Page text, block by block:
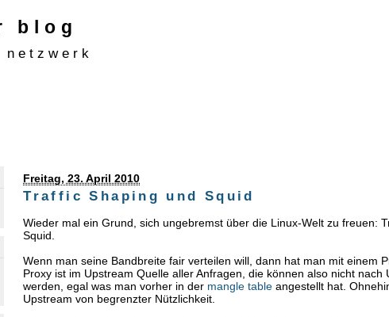
blog
Freitag, 23. April 2010
Traffic Shaping und Squid
Wieder mal ein Grund, sich ungebremst über die Linux-Welt zu freuen:
Squid.
Wenn man seine Bandbreite fair verteilen will, dann hat man mit einem
Proxy ist im Upstream Quelle aller Anfragen, die können also nicht nach
werden, egal was man vorher in der mangle table angestellt hat.
Upstream von begrenzter Nützlichkeit.